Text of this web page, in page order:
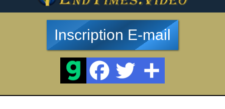
Inscription E-mail